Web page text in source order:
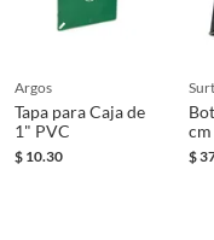
argos
Tapa para Caja de
1" PVC
$ 10.30
cm
$